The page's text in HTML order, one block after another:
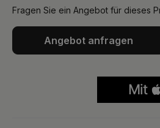
Fragen Sie ein Angebot für dieses
Angebot anfragen